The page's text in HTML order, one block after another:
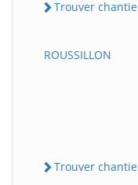
Trouver
ROUSSILLON
Trouver